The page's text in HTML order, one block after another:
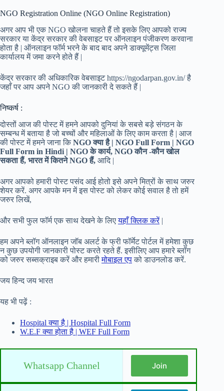
NGO Registration Online (NGO Online Registration)
अगर आप भी एक NGO खोलना चाहते हैं तो इसके लिए आपको राज्य
सरकार या केंद्र सरकार की वेबसाइट पर ऑनलाइन पंजीकरण करवाना
होता है | ऑनलाइन फॉर्म भरने के बाद बाद अपने डाक्यूमेंट्स जिला
कार्यालय में जमा करने होते हैं |
केंद्र सरकार की अधिकारिक वेबसाइट https://ngodarpan.gov.in/ है
जहाँ पर आप अपने NGO की जानकारी दे सकते हैं |
निष्कर्ष :
दोस्तों आज की पोस्ट में हमने आपको दुनियां के सबसे बड़े संगठन के
सम्बन्ध में बताया है जो बच्चों और महिलाओं के लिए काम करता है | आज
की पोस्ट में हमने जाना कि NGO क्या है | NGO Full Form | NGO
Full Form in Hindi | NGO के कार्य, NGO कौन -कौन खोल
सकता हैं, भारत में कितने NGO हैं, आदि |
अगर आपको हमारी पोस्ट पसंद आई होतो इसे अपने मित्रों के साथ जरुर
शेयर करें. अगर आपके मन में इस पोस्ट को लेकर कोई सवाल है तो हमें
जरुर लिखें,
और सभी फुल फॉर्म एक साथ देखने के लिएयहाँ क्लिक करें|
हम अपने ब्लॉग ऑनलाइन जॉब अलर्ट के फ्री फॉर्मेट पोर्टल में हमेशा कुछ
न कुछ उपयोगी जानकारी पोस्ट करते रहते हैं. इसीलिए आप हमारे ब्लॉग
को जरुर सब्सक्राइब करें और हमारीमोबाइल एपको डाउनलोड करें.
जय हिन्द जय भारत
यह भी पढ़ें :
Hospital क्या है | Hospital Full Form
W.E.F क्या होता है | WEF Full Form
Whatsapp Channel Join